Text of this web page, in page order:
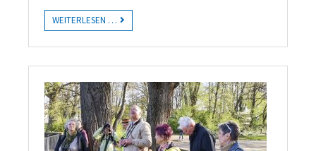
WEITERLESEN …